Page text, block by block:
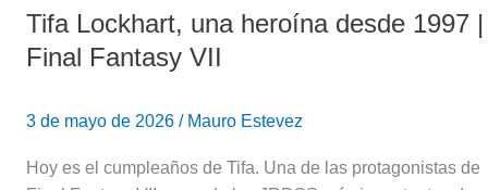
Tifa Lockhart, una heroína desde 1997 |
Final Fantasy VII
3 de mayo de 2026 / Mauro Estevez
Hoy es el cumpleaños de Tifa. Una de las protagonistas de